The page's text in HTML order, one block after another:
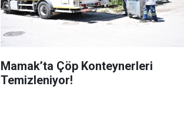
Mamak’ta Çöp Konteynerleri
Temizleniyor!